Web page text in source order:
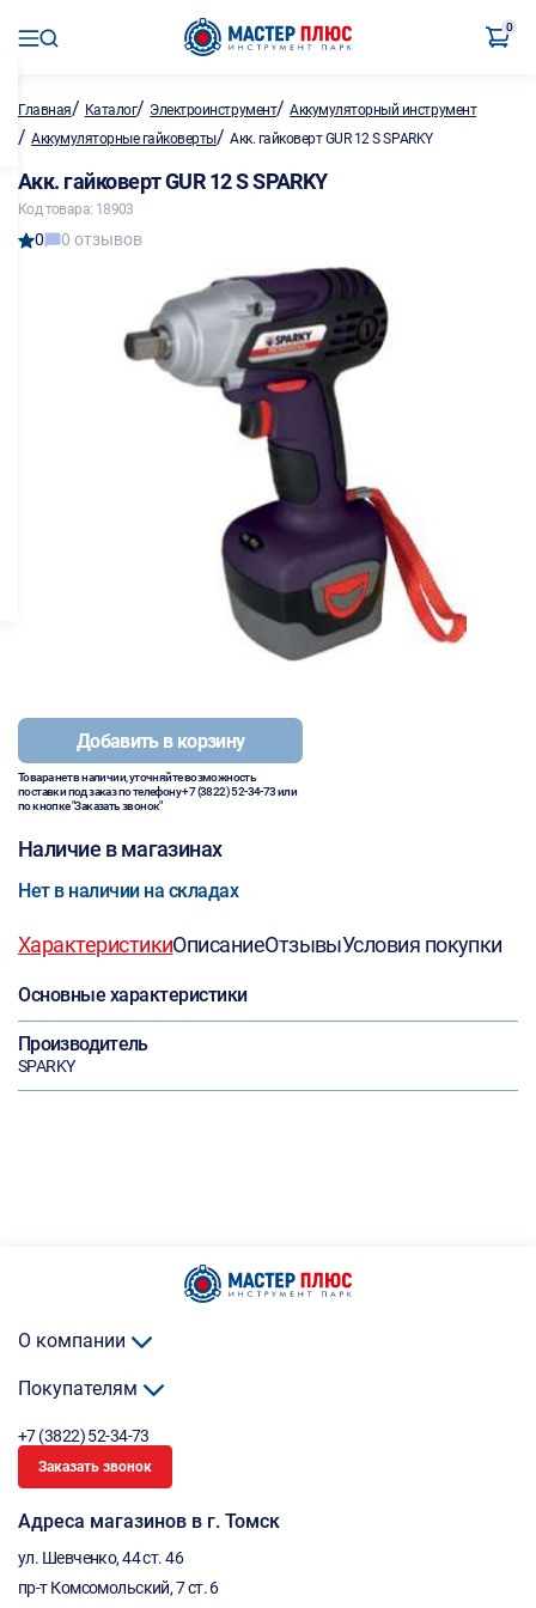
0
Главная/ Каталог/ Электроинструмент/Аккумуляторный инструмент
/ Аккумуляторные гайковерты/ Акк. гайковерт GUR 12 S SPARKY
Акк. гайковерт GUR 12 S SPARKY
Код товара: 18903
0 0 отзывов
Добавить в корзину
Товара нет в наличии, уточняйте возможность
поставки под заказ по телефону+7 (3822) 52-34-73или
по кнопке "Заказать звонок"
Наличие в магазинах
Нет в наличии на складах
ХарактеристикиОписаниеОтзывыУсловия покупки
Основные характеристики
Производитель
SPARKY
О компании
Покупателям
+7 (3822) 52-34-73
Заказать звонок
Адреса магазинов в г. Томск
ул. Шевченко, 44 ст. 46
пр-т Комсомольский, 7 ст. 6